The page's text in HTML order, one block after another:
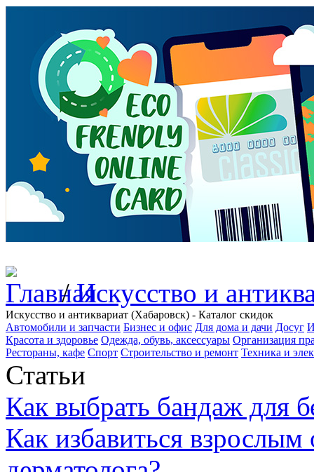
/Искусство и
Искусство и антиквариат (Хабаровск) - Каталог скидок
Автомобили и запчасти Бизнес и офис Для дома и дачи Досуг
Красота и здоровье Одежда, обувь, аксессуары Организация
Рестораны, кафе Спорт Строительство и ремонт Техника и
Статьи
Как выбрать бандаж для
Как избавиться